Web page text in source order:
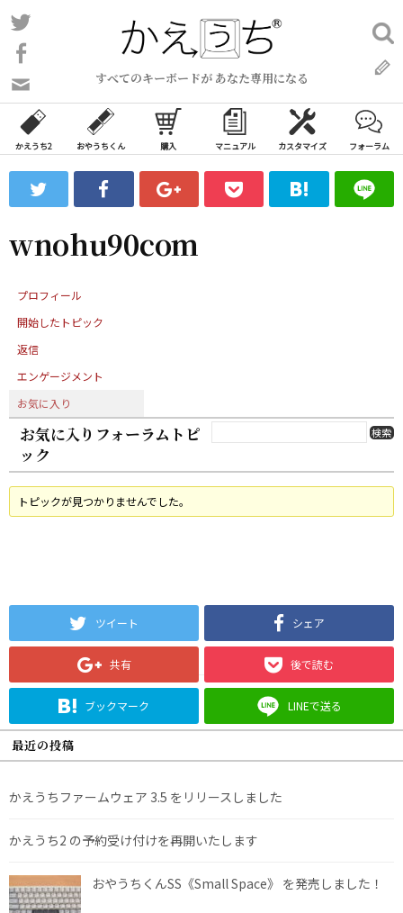
コ
ン
ン
ツ
ス
ッ
すべてのキーボードが あなた専用になる
い
合
わ
フ
ォ
ム
検
索:
かえうち2 おやうちくん 購入 マニュアル カスタマイズ フォーラム
wnohu90com
プロフィール
開始したトピック
返信
エンゲージメント
お気に入り
お気に入りフォーラムトピ
ック
トピックが見つかりませんでした。
ツイート シェア
共有 後で読む
ブックマーク LINEで送る
最近の投稿
かえうちファームウェア 3.5 をリリースしました
かえうち2 の予約受け付けを再開いたします
おやうちくんSS《Small Space》 を発売しました！